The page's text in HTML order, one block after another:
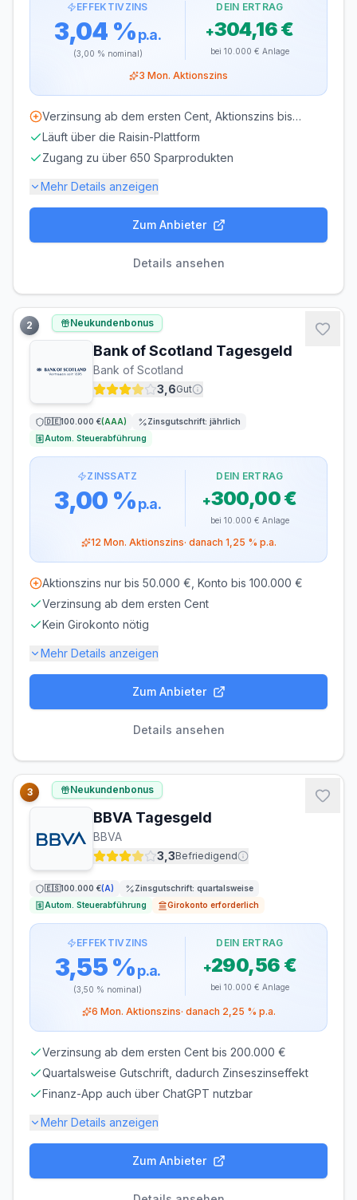
EFFEKTIVZINS
3,04 %p.a.
(3,00 % nominal)
DEIN ERTRAG
+304,16 €
bei 10.000 € Anlage
3 Mon. Aktionszins
Verzinsung ab dem ersten Cent, Aktionszins bis
50.000 €
Läuft über die Raisin-Plattform
Zugang zu über 650 Sparprodukten
Mehr Details anzeigen
Einlagensicherung bis100.000 €
flexibel, täglich
kündbar
VERLÄNGERUNG
MINDESTEINLAGE
1 €
MAXIMALEINLAGE
ZINSGUTSCHRIFT
Zum Anbieter
Details ansehen
Bank of Scotland Tagesgeld
Bank of Scotland
3,6Gut
🇩🇪100.000 €(AAA) Zinsgutschrift: jährlich
Autom. Steuerabführung
ZINSSATZ
3,00 %p.a.
DEIN ERTRAG
+300,00 €
bei 10.000 € Anlage
12 Mon. Aktionszins· danach 1,25 % p.a.
2 Neukundenbonus
Aktionszins nur bis 50.000 €, Konto bis 100.000 €
Verzinsung ab dem ersten Cent
Kein Girokonto nötig
Mehr Details anzeigen
Einlagensicherung bis100.000 €
flexibel, täglich
kündbar
VERLÄNGERUNG
MINDESTEINLAGE
1 €
ZINSGUTSCHRIFT
Legitimation
Zum Anbieter
Details ansehen
BBVA Tagesgeld
BBVA
3,3Befriedigend
🇪🇸100.000 €(A) Zinsgutschrift: quartalsweise
Autom. Steuerabführung
Girokonto erforderlich
EFFEKTIVZINS
3,55 %p.a.
(3,50 % nominal)
DEIN ERTRAG
+290,56 €
bei 10.000 € Anlage
6 Mon. Aktionszins· danach 2,25 % p.a.
3 Neukundenbonus
Verzinsung ab dem ersten Cent bis 200.000 €
Quartalsweise Gutschrift, dadurch Zinseszinseffekt
Finanz-App auch über ChatGPT nutzbar
Mehr Details anzeigen
Einlagensicherung bis100.000 €
Zum Anbieter